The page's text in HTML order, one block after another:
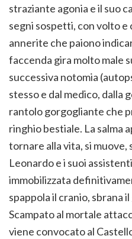
straziante agonia e il suo
segni sospetti, con volto
annerite che paiono
faccenda gira molto male
successiva notomia
stesso e dal medico, dalla
rantolo gorgogliante che
ringhio bestiale. La salma
tornare alla vita, si muove,
Leonardo e i suoi
immobilizzata
spappola il cranio, sbrana
Scampato al mortale
viene convocato al